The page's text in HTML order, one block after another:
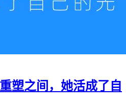
塑之间，她活成了自